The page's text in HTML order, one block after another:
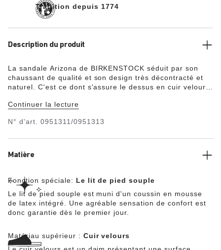
Tradition depuis 1774
Description du produit
La sandale Arizona de BIRKENSTOCK séduit par son
chaussant de qualité et son design très décontracté et
naturel. C'est ce dont s'assure le dessus en cuir velours
comme une seconde peau. L'agréable lit de pied souple
Continuer la lecture
N° d'art. 0951311/0951313
Matière
Fonction spéciale: Le lit de pied souple
Le lit de pied souple est muni d'un coussin en mousse
de latex intégré. Une agréable sensation de confort est
donc garantie dès le premier jour.
Matériau supérieur : Cuir velours